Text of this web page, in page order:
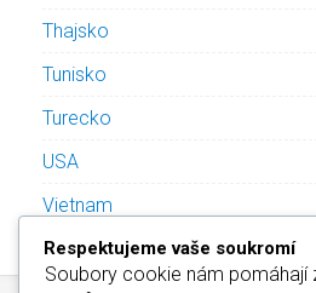
Thajsko
Tunisko
Turecko
USA
Vietnam
Respektujeme vaše soukromí
Soubory cookie nám pomáhají